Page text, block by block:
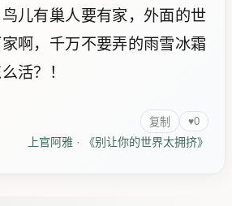
儿有巢人要有家，外面的世
啊，千万不要弄的雨雪冰霜
活？！
上官阿雅 · 《别让你的世界太拥挤》
复制 ♥0